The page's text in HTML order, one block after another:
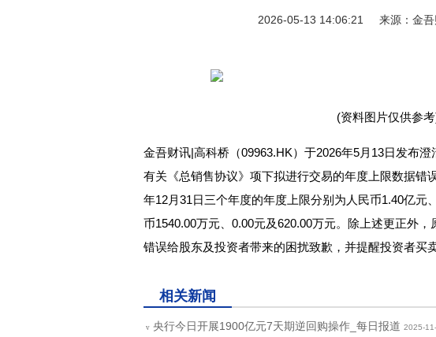
2026-05-13 14:06:21 来源：金
(资料图片仅供参
金吾财讯|高科桥（09963.HK）于2026年5月13日发布
有关《总销售协议》项下拟进行交易的年度上限数据错
年12月31日三个年度的年度上限分别为人民币1.40亿元
币1540.00万元、0.00元及620.00万元。除上述更正外
错误给股东及投资者带来的困扰致歉，并提醒投资者买
相关新闻
v 央行今日开展1900亿元7天期逆回购操作_每日报道 2025-